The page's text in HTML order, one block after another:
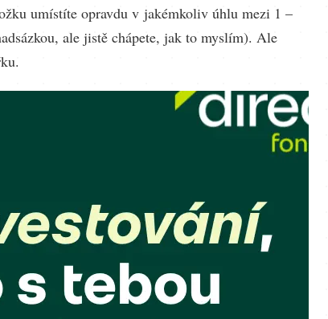
umístíte opravdu v jakémkoliv úhlu mezi 1 –
ale jistě chápete, jak to myslím). Ale